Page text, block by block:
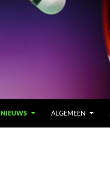
NIEUWS ALGEMEEN